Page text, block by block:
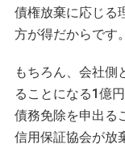
債権放棄に応じる
方が得だからです。
もちろん、会社側
ることになる1億
債務免除を申出る
信用保証協会が放